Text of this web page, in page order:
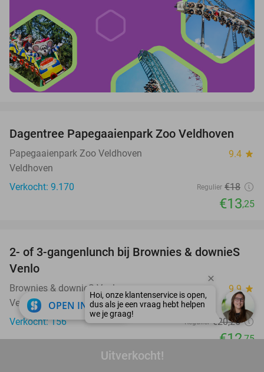
Uitverkocht!
26%
Dagentree Papegaaienpark Zoo Veldhoven
Papegaaienpark Zoo Veldhoven 9.4 star
Veldhoven
Verkocht: 9.170
Regulier €18
€13,25
37%
2- of 3-gangenlunch bij Brownies & downieS
Venlo
Brownies & downieS Venlo 9.9 star
Venlo
Verkocht: 156
Regulier €20,25
€12,75
OPEN IN APP close